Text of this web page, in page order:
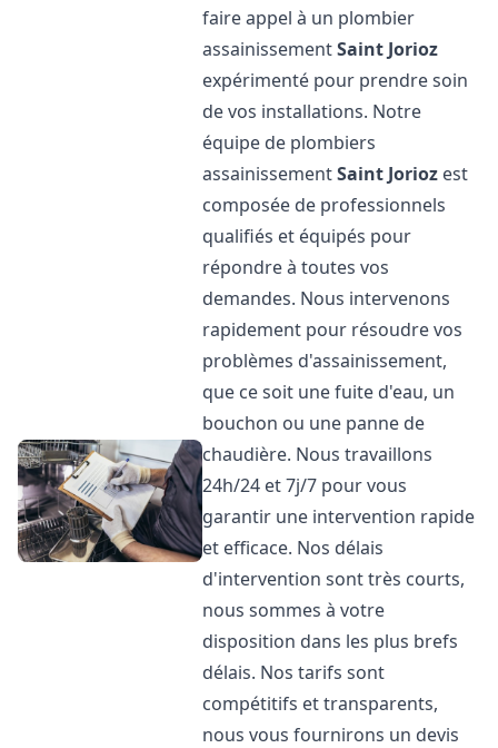
faire appel à un plombier
assainissementSaint Jorioz
expérimenté pour prendre soin
de vos installations. Notre
équipe de plombiers
assainissementSaint Jorioz est
composée de professionnels
qualifiés et équipés pour
répondre à toutes vos
demandes. Nous intervenons
rapidement pour résoudre vos
problèmes d'assainissement,
que ce soit une fuite d'eau, un
bouchon ou une panne de
chaudière. Nous travaillons
24h/24 et 7j/7 pour vous
garantir une intervention rapide
et efficace. Nos délais
d'intervention sont très courts,
nous sommes à votre
disposition dans les plus brefs
délais. Nos tarifs sont
compétitifs et transparents,
nous vous fournirons un devis